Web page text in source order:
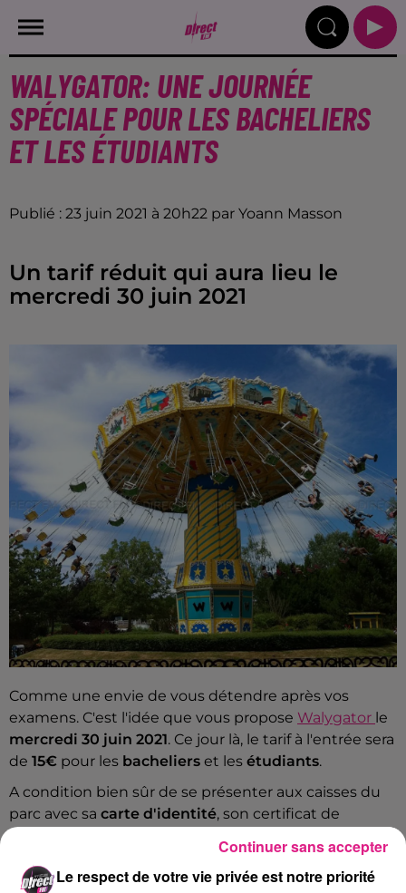
WALYGATOR: UNE JOURNÉE
SPÉCIALE POUR LES BACHELIERS
ET LES ÉTUDIANTS
Publié : 23 juin 2021 à 20h22 par Yoann Masson
Un tarif réduit qui aura lieu le
mercredi 30 juin 2021
Comme une envie de vous détendre après vos
examens. C'est l'idée que vous propose Walygator le
mercredi 30 juin 2021. Ce jour là, le tarif à l'entrée sera
de 15€ pour les bacheliers et les étudiants.
A condition bien sûr de se présenter aux caisses du
parc avec sa carte d'identité, son certificat de
Le respect de votre vie privée est notre priorité
Continuer sans accepter